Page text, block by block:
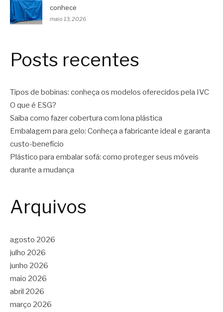
conhece
maio 13, 2026
Posts recentes
Tipos de bobinas: conheça os modelos oferecidos pela IVC
O que é ESG?
Saiba como fazer cobertura com lona plástica
Embalagem para gelo: Conheça a fabricante ideal e garanta
custo-benefício
Plástico para embalar sofá: como proteger seus móveis
durante a mudança
Arquivos
agosto 2026
julho 2026
junho 2026
maio 2026
abril 2026
março 2026